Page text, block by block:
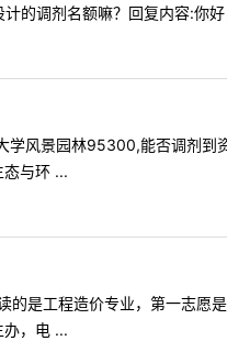
的调剂名额嘛？回复内容:你
风景园林95300,能否调剂到
与环 ...
是工程造价专业，第一志愿
，电 ...